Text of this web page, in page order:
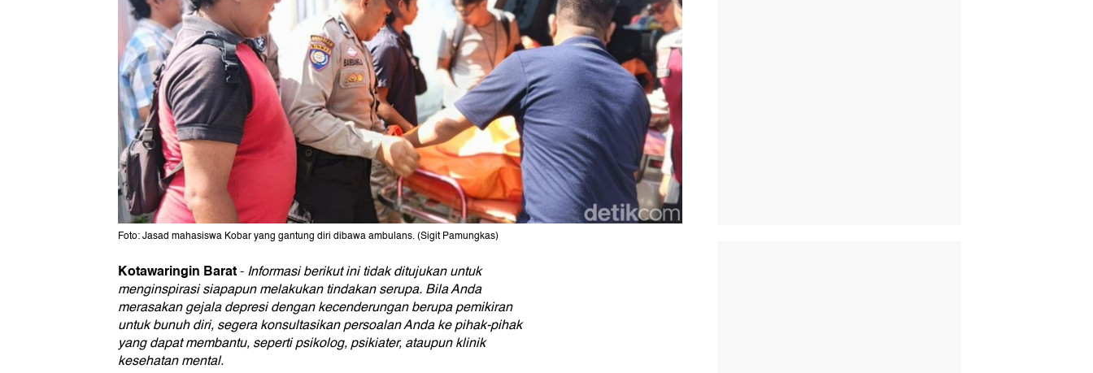
Foto: Jasad mahasiswa Kobar yang gantung diri dibawa ambulans. (Sigit Pamungkas)
Kotawaringin Barat-Informasi berikut ini tidak ditujukan untuk
menginspirasi siapapun melakukan tindakan serupa. Bila Anda
merasakan gejala depresi dengan kecenderungan berupa pemikiran
untuk bunuh diri, segera konsultasikan persoalan Anda ke pihak-pihak
yang dapat membantu, seperti psikolog, psikiater, ataupun klinik
kesehatan mental.